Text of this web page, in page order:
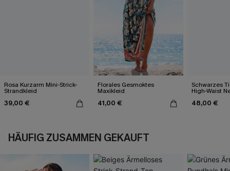
Rosa Kurzarm Mini-Strick-
Strandkleid
39,00 €
Florales Gesmoktes
Maxikleid
41,00 €
Schwarzes
High-Waist
Bikini-Set
48,00 €
HÄUFIG ZUSAMMEN GEKAUFT